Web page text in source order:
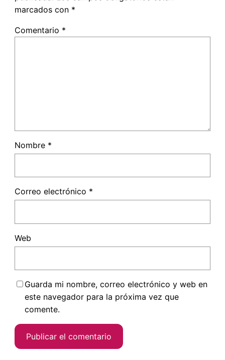
marcados con *
Comentario *
Nombre *
Correo electrónico *
Web
Guarda mi nombre, correo electrónico y web en
este navegador para la próxima vez que
comente.